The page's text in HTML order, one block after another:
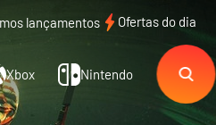
lançamentos Ofertas do dia
Xbox Nintendo